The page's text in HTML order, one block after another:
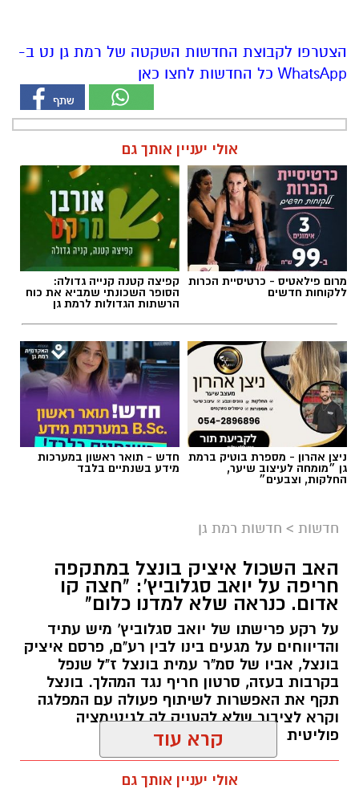
הצטרפו לקבוצת החדשות השקטה של רמת גן נט ב-
WhatsApp כל החדשות לחצו כאן
אולי יעניין אותך גם
מרום פילאטיס - כרטיסיית הכרות
ללקוחות חדשים
קפיצה קטנה קנייה גדולה:
הסופר השכונתי שמביא את כוח
הרשתות הגדולות לרמת גן
ניצן אהרון - מספרת בוטיק ברמת
גן ״מומחה לעיצוב שיער,
החלקות, וצבעים״
חדש - תואר ראשון במערכות
מידע בשנתיים בלבד
חדשות > חדשות רמת גן
האב השכול איציק בונצל במתקפה
חריפה על יואב סגלוביץ': "חצה קו
אדום. כנראה שלא למדנו כלום"
על רקע פרישתו של יואב סגלוביץ' מיש עתיד
והדיווחים על מגעים בינו לבין רע"ם, פרסם איציק
בונצל, אביו של סמ"ר עמית בונצל ז"ל שנפל
בקרבות בעזה, סרטון חריף נגד המהלך. בונצל
תקף את האפשרות לשיתוף פעולה עם המפלגה
וקרא לציבור שלא להעניק לה לגיטימציה
פוליטית
קרא עוד
אולי יעניין אותך גם